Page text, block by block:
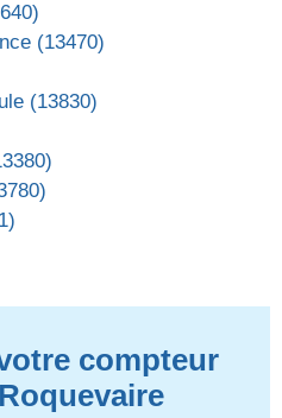
(13470)
(13830)
compteur